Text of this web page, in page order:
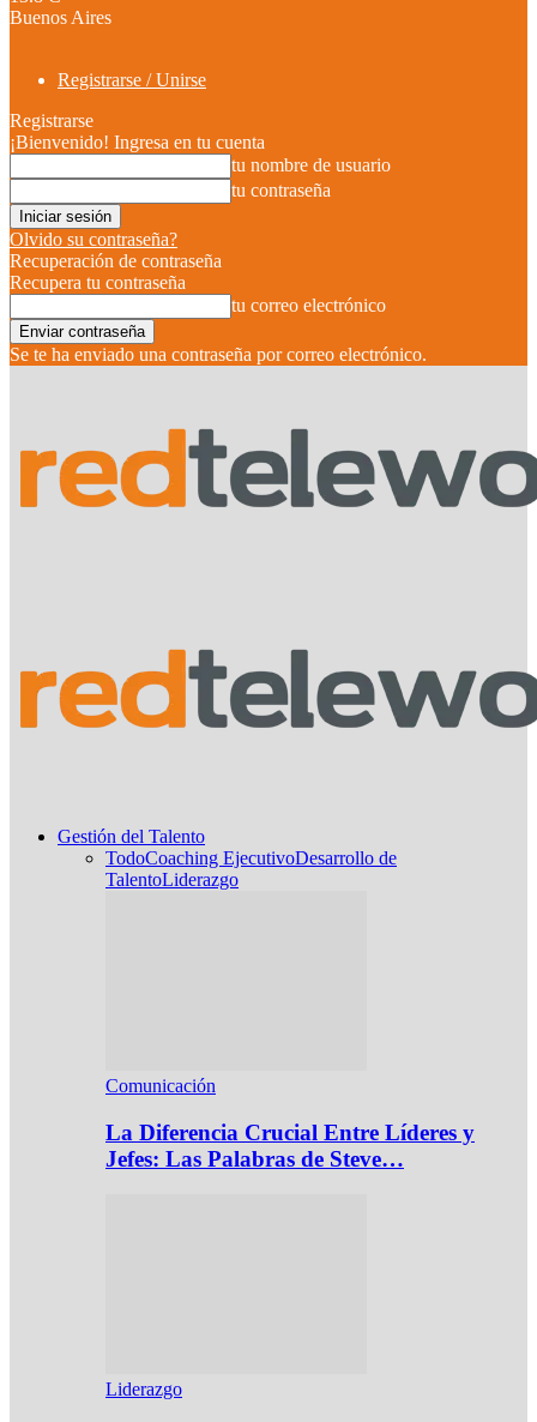
Buenos Aires
Registrarse / Unirse
Registrarse
¡Bienvenido! Ingresa en tu cuenta
tu nombre de usuario
tu contraseña
Olvido su contraseña?
Recuperación de contraseña
Recupera tu contraseña
tu correo electrónico
Se te ha enviado una contraseña por correo electrónico.
Gestión del Talento
TodoCoaching EjecutivoDesarrollo de
TalentoLiderazgo
Comunicación
La Diferencia Crucial Entre Líderes y
Jefes: Las Palabras de Steve…
Liderazgo